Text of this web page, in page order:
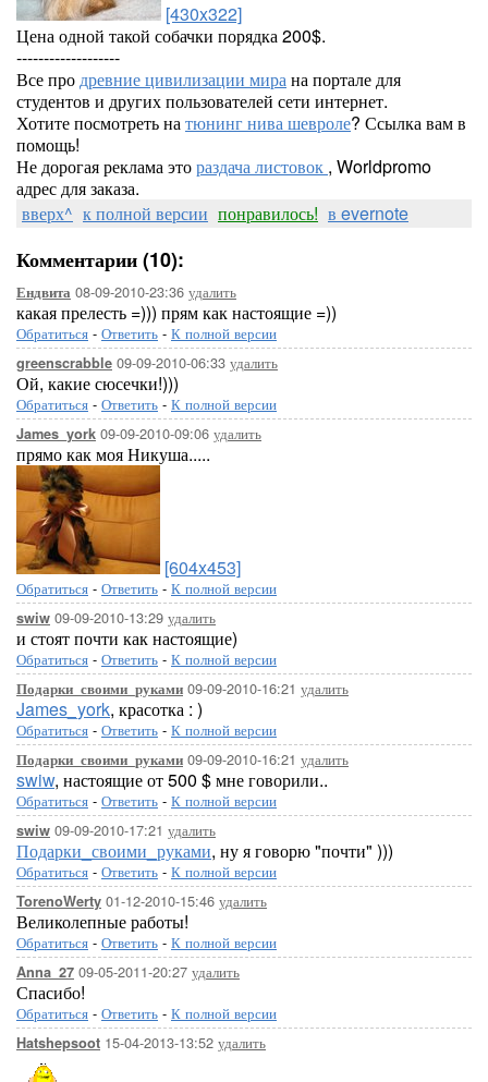
[430x322]
Цена одной такой собачки порядка 200$.
-------------------
Все продревние цивилизации мирана портале для
студентов и других пользователей сети интернет.
Хотите посмотреть натюнинг нива шевроле? Ссылка вам в
помощь!
Не дорогая реклама этораздача листовок , Worldpromo
адрес для заказа.
вверх^ к полной версии понравилось! в evernote
Комментарии (10):
Ендвита 08-09-2010-23:36 удалить
какая прелесть =))) прям как настоящие =))
Обратиться - Ответить - К полной версии
greenscrabble 09-09-2010-06:33 удалить
Ой, какие сюсечки!)))
Обратиться - Ответить - К полной версии
James_york 09-09-2010-09:06 удалить
прямо как моя Никуша.....
[604x453]
Обратиться - Ответить - К полной версии
swiw 09-09-2010-13:29 удалить
и стоят почти как настоящие)
Обратиться - Ответить - К полной версии
Подарки_своими_руками 09-09-2010-16:21 удалить
James_york, красотка : )
Обратиться - Ответить - К полной версии
Подарки_своими_руками 09-09-2010-16:21 удалить
swiw, настоящие от 500 $ мне говорили..
Обратиться - Ответить - К полной версии
swiw 09-09-2010-17:21 удалить
Подарки_своими_руками, ну я говорю "почти" )))
Обратиться - Ответить - К полной версии
TorenoWerty 01-12-2010-15:46 удалить
Великолепные работы!
Обратиться - Ответить - К полной версии
Anna_27 09-05-2011-20:27 удалить
Спасибо!
Обратиться - Ответить - К полной версии
Hatshepsoot 15-04-2013-13:52 удалить